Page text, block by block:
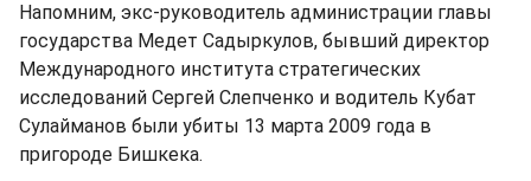
Напомним, экс-руководитель администрации главы
государства Медет Садыркулов, бывший директор
Международного института стратегических
исследований Сергей Слепченко и водитель Кубат
Сулайманов были убиты 13 марта 2009 года в
пригороде Бишкека.